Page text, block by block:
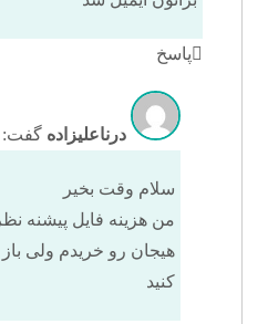
پاسخ
درناعلیزاده گفت:
سلام وقت بخیر
من هزینه فایل پیشنه
هیجان رو خریدم ولی باز
کنید